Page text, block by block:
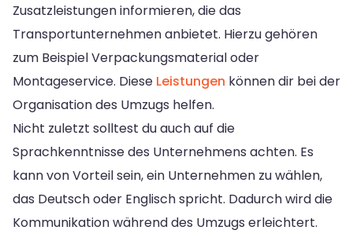
Zusatzleistungen informieren, die das
Transportunternehmen anbietet. Hierzu gehören
zum Beispiel Verpackungsmaterial oder
Montageservice. Diese Leistungen können dir bei der
Organisation des Umzugs helfen.
Nicht zuletzt solltest du auch auf die
Sprachkenntnisse des Unternehmens achten. Es
kann von Vorteil sein, ein Unternehmen zu wählen,
das Deutsch oder Englisch spricht. Dadurch wird die
Kommunikation während des Umzugs erleichtert.